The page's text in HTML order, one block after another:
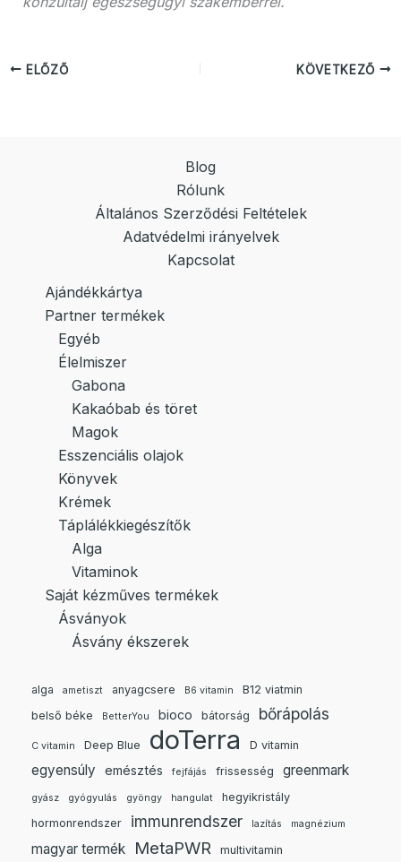
ELŐZŐ KÖVETKEZŐ
Blog
Rólunk
Általános Szerződési Feltételek
Adatvédelmi irányelvek
Kapcsolat
Ajándékkártya
Partner termékek
Egyéb
Élelmiszer
Gabona
Kakaóbab és töret
Magok
Esszenciális olajok
Könyvek
Krémek
Táplálékkiegészítők
Alga
Vitaminok
Saját kézműves termékek
Ásványok
Ásvány ékszerek
alga ametiszt anyagcsere B6 vitamin
B12 viatmin
belső béke
BetterYou bioco bátorság bőrápolás
C vitamin Deep Blue doTerra D vitamin
egyensúly emésztés fejfájás frissesség greenmark
gyász gyógyulás gyöngy hangulat
hegyikristály
hormonrendszer
immunrendszer lazítás magnézium
magyar termék MetaPWR multivitamin